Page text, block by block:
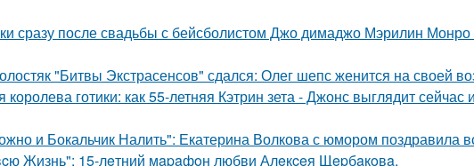
сразу после свадьбы с бейсболистом Джо димаджо Мэрилин
"Битвы Экстрасенсов" сдался: Олег шепс женится на своей
готики: как 55-летняя Кэтрин зета - Джонс выглядит сейчас
и Бокальчик Налить": Екатерина Волкова с юмором поздравила
Жизнь": 15-лeтний мapaфoн любви Алeкceя Щepбaкoвa.